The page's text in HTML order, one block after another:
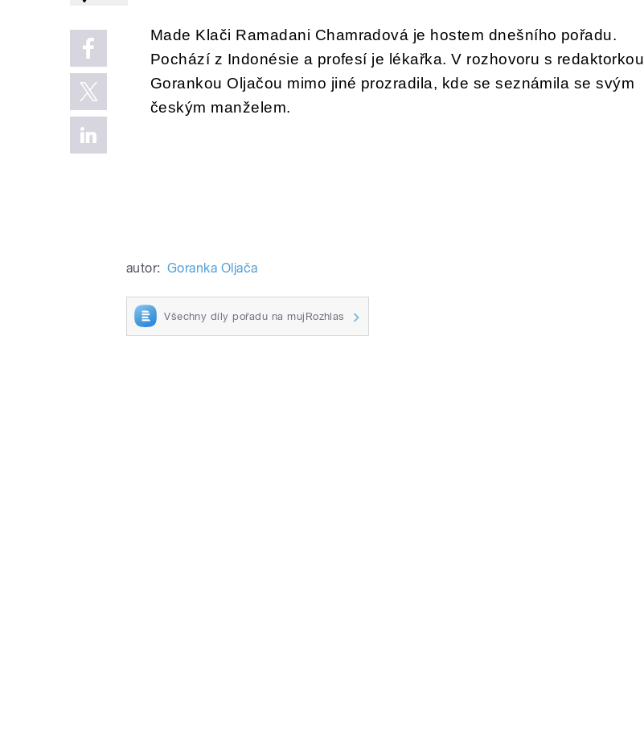
Made Klači Ramadani Chamradová je hostem dnešního pořadu.
Pochází z Indonésie a profesí je lékařka. V rozhovoru s redaktorkou
Gorankou Oljačou mimo jiné prozradila, kde se seznámila se svým
českým manželem.
autor: Goranka Oljača
Všechny díly pořadu na mujRozhlas